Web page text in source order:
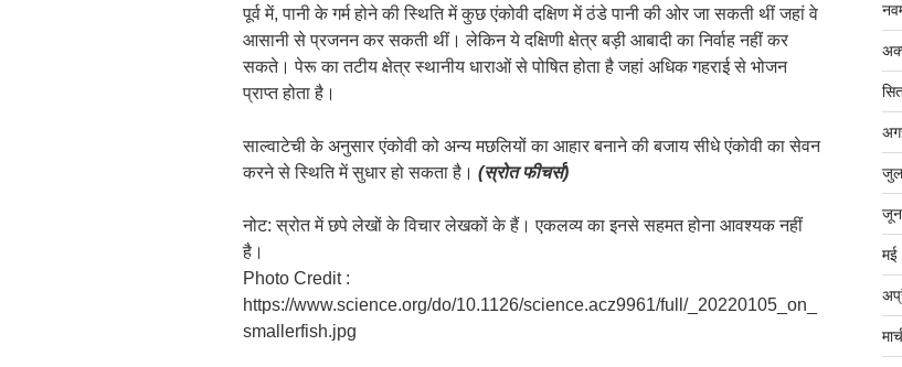
पूर्व में, पानी के गर्म होने की स्थिति में कुछ एंकोवी दक्षिण में ठंडे पानी की ओर जा सकती थीं जहां वे
आसानी से प्रजनन कर सकती थीं। लेकिन ये दक्षिणी क्षेत्र बड़ी आबादी का निर्वाह नहीं कर
सकते। पेरू का तटीय क्षेत्र स्थानीय धाराओं से पोषित होता है जहां अधिक गहराई से भोजन
प्राप्त होता है।
साल्वाटेची के अनुसार एंकोवी को अन्य मछलियों का आहार बनाने की बजाय सीधे एंकोवी का सेवन
करने से स्थिति में सुधार हो सकता है। (स्रोत फीचर्स)
नोट: स्रोत में छपे लेखों के विचार लेखकों के हैं। एकलव्य का इनसे सहमत होना आवश्यक नहीं
है।
Photo Credit :
https://www.science.org/do/10.1126/science.acz9961/full/_20220105_on_
smallerfish.jpg
मई